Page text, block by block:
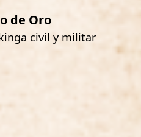
de Oro
civil y militar